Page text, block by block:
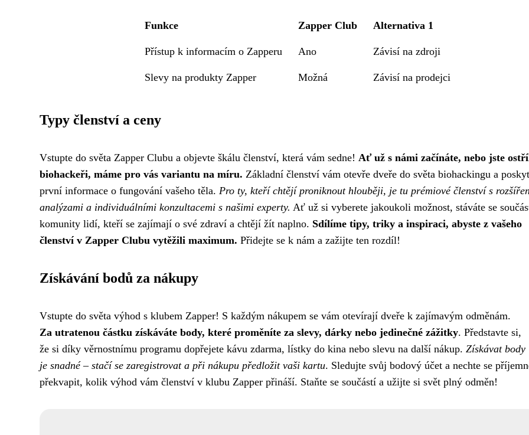
Funkce Zapper Club Alternativa 1
Přístup k informacím o Zapperu Ano Závisí na zdroji
Slevy na produkty Zapper Možná Závisí na prodejci
Typy členství a ceny
Vstupte do světa Zapper Clubu a objevte škálu členství, která vám sedne! Ať už s námi začínáte, nebo jste
biohackeři, máme pro vás variantu na míru. Základní členství vám otevře dveře do světa biohackingu a
první informace o fungování vašeho těla. Pro ty, kteří chtějí proniknout hlouběji, je tu prémiové členství s
analýzami a individuálními konzultacemi s našimi experty. Ať už si vyberete jakoukoli možnost, stáváte se
komunity lidí, kteří se zajímají o své zdraví a chtějí žít naplno. Sdílíme tipy, triky a inspiraci, abyste z vašeho
členství v Zapper Clubu vytěžili maximum. Přidejte se k nám a zažijte ten rozdíl!
Získávání bodů za nákupy
Vstupte do světa výhod s klubem Zapper! S každým nákupem se vám otevírají dveře k zajímavým odměnám.
Za utratenou částku získáváte body, které proměníte za slevy, dárky nebo jedinečné zážitky. Představte si,
že si díky věrnostnímu programu dopřejete kávu zdarma, lístky do kina nebo slevu na další nákup. Získávat body
je snadné – stačí se zaregistrovat a při nákupu předložit vaši kartu. Sledujte svůj bodový účet a nechte se
překvapit, kolik výhod vám členství v klubu Zapper přináší. Staňte se součástí a užijte si svět plný odměn!